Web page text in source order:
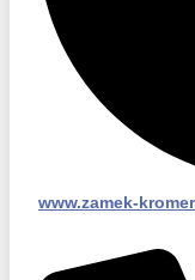
www.zamek-